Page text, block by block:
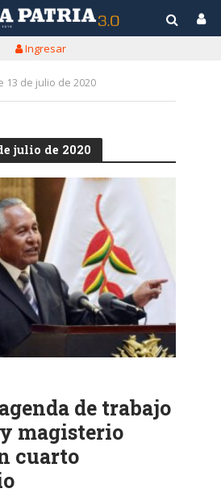
Ingresar
13 de julio de 2020
julio de 2020
de trabajo
magisterio
cuarto